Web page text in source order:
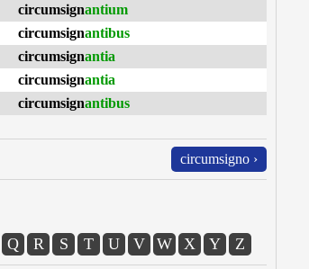
circumsignantium
circumsignantibus
circumsignantia
circumsignantia
circumsignantibus
circumsigno ›
Q R S T U V W X Y Z